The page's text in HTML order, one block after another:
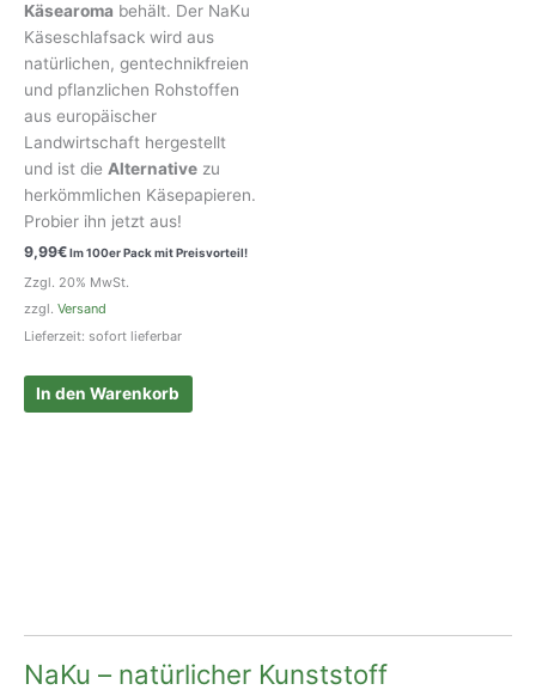
Käsearoma behält. Der NaKu
Käseschlafsack wird aus
natürlichen, gentechnikfreien
und pflanzlichen Rohstoffen
aus europäischer
Landwirtschaft hergestellt
und ist die Alternative zu
herkömmlichen Käsepapieren.
Probier ihn jetzt aus!
9,99€Im 100er Pack mit Preisvorteil!
Zzgl. 20% MwSt.
zzgl. Versand
Lieferzeit: sofort lieferbar
In den Warenkorb
NaKu – natürlicher Kunststoff